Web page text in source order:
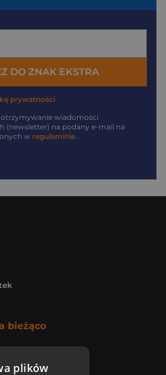
DO ZNAK EKSTRA
prywatności
otrzymywanie wiadomości
(newsletter) na podany e-mail na
w regulaminie.
bieżąco
plików